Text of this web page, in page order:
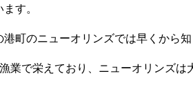
す。
港町のニューオリンズでは早くから
業で栄えており、ニューオリンズは